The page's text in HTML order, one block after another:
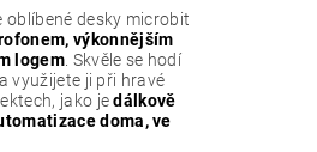
oblíbené desky microbit
výkonnějším
logem. Skvěle se hodí
a využijete ji při hravé
jako jedálkově
doma, ve